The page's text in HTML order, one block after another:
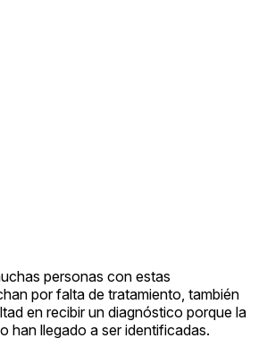
personas con estas
por falta de tratamiento, también
en recibir un diagnóstico porque la
han llegado a ser identificadas.